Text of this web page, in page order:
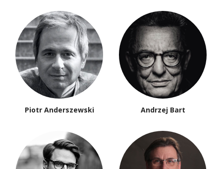
Piotr Anderszewski Andrzej Bart